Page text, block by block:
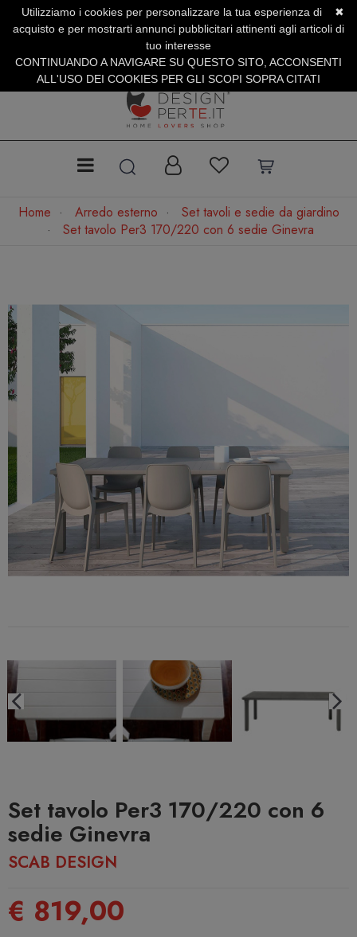
SERVIZIO CLIENTI +39.0773.470.562
SUMMER SALES | Fino al 40% di Sconto
Home Arredo esterno
Set tavoli e sedie da giardino
Set tavolo Per3 170/220 con 6 sedie Ginevra
Set tavolo Per3 170/220 con 6
sedie Ginevra
SCAB DESIGN
€ 819,00
✖
Utilizziamo i cookies per personalizzare la tua esperienza di
acquisto e per mostrarti annunci pubblicitari attinenti agli articoli di
tuo interesse
CONTINUANDO A NAVIGARE SU QUESTO SITO, ACCONSENTI
ALL'USO DEI COOKIES PER GLI SCOPI SOPRA CITATI